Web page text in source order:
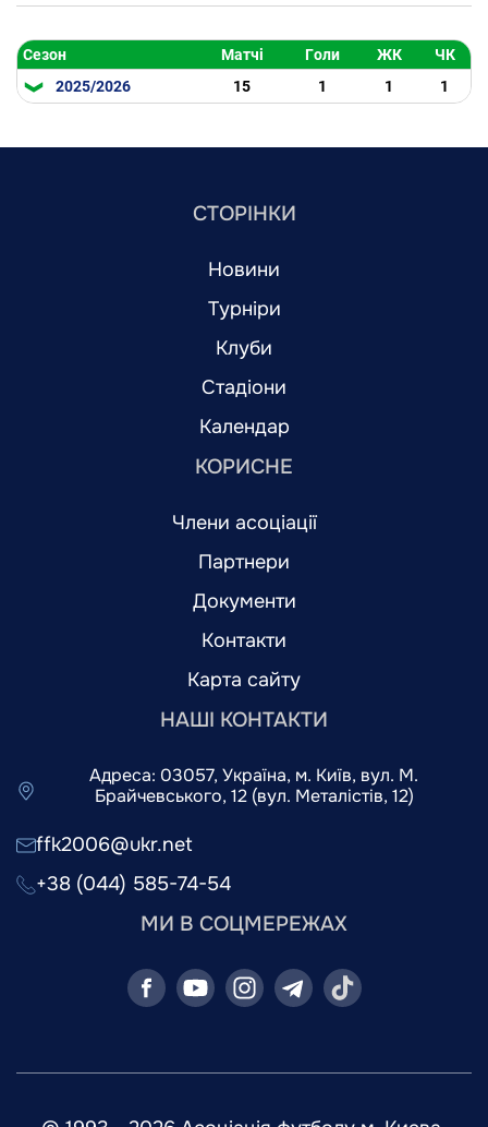
Сезон Матчі Голи ЖК
ЧК
2025/2026
15 1 1 1
СТОРІНКИ
Новини
Турніри
Клуби
Стадіони
Календар
КОРИСНЕ
Члени асоціації
Партнери
Документи
Контакти
Карта сайту
НАШІ КОНТАКТИ
Адреса: 03057, Україна, м. Київ, вул. М.
Брайчевського, 12 (вул. Металістів, 12)
ffk2006@ukr.net
+38 (044) 585-74-54
МИ В СОЦМЕРЕЖАХ